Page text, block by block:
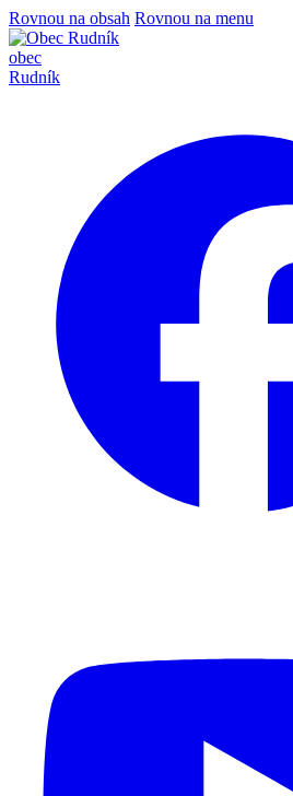
Rovnou na obsah Rovnou na menu
obec
Rudník